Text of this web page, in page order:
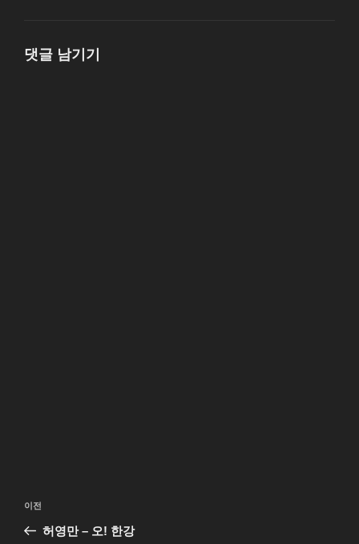
댓글 남기기
이
전
이전
허영만 – 오! 한강